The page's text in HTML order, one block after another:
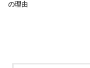
の理由